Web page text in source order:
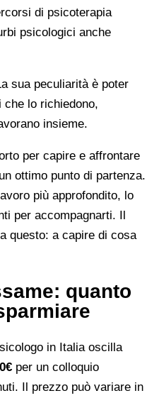
di psicoterapia
psicologici anche
sua peculiarità è poter
lo richiedono,
insieme.
per capire e affrontare
ottimo punto di partenza.
più approfondito, lo
per accompagnarti. Il
questo: a capire di cosa
quanto
in Italia oscilla
per un colloquio
Il prezzo può variare in